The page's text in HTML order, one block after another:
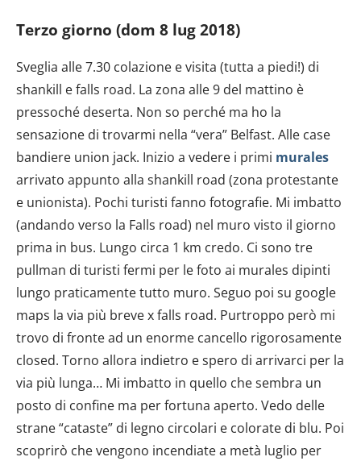
Terzo giorno (dom 8 lug 2018)
Sveglia alle 7.30 colazione e visita (tutta a piedi!) di
shankill e falls road. La zona alle 9 del mattino è
pressoché deserta. Non so perché ma ho la
sensazione di trovarmi nella “vera” Belfast. Alle case
bandiere union jack. Inizio a vedere i primi murales
arrivato appunto alla shankill road (zona protestante
e unionista). Pochi turisti fanno fotografie. Mi imbatto
(andando verso la Falls road) nel muro visto il giorno
prima in bus. Lungo circa 1 km credo. Ci sono tre
pullman di turisti fermi per le foto ai murales dipinti
lungo praticamente tutto muro. Seguo poi su google
maps la via più breve x falls road. Purtroppo però mi
trovo di fronte ad un enorme cancello rigorosamente
closed. Torno allora indietro e spero di arrivarci per la
via più lunga… Mi imbatto in quello che sembra un
posto di confine ma per fortuna aperto. Vedo delle
strane “cataste” di legno circolari e colorate di blu. Poi
scoprirò che vengono incendiate a metà luglio per